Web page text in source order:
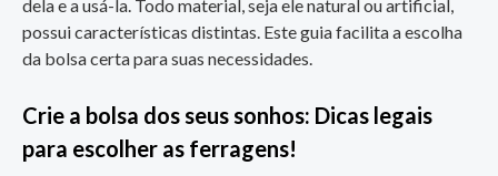
dela e a usá-la. Todo material, seja ele natural ou artificial,
possui características distintas. Este guia facilita a escolha
da bolsa certa para suas necessidades.
Crie a bolsa dos seus sonhos: Dicas legais
para escolher as ferragens!